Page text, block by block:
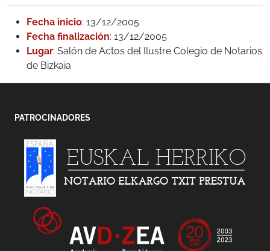
Fecha inicio: 13/12/2005
Fecha finalización: 13/12/2005
Lugar: Salón de Actos del Ilustre Colegio de Notarios
de Bizkaia
PATROCINADORES